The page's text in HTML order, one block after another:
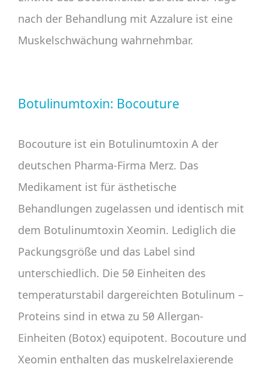
nach der Behandlung mit Azzalure ist eine
Muskelschwächung wahrnehmbar.
Botulinumtoxin: Bocouture
Bocouture ist ein Botulinumtoxin A der
deutschen Pharma-Firma Merz. Das
Medikament ist für ästhetische
Behandlungen zugelassen und identisch mit
dem Botulinumtoxin Xeomin. Lediglich die
Packungsgröße und das Label sind
unterschiedlich. Die 50 Einheiten des
temperaturstabil dargereichten Botulinum –
Proteins sind in etwa zu 50 Allergan-
Einheiten (Botox) equipotent. Bocouture und
Xeomin enthalten das muskelrelaxierende